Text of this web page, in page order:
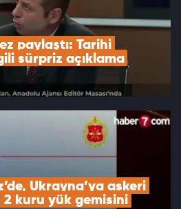
paylaştı: Tarihi
sürpriz açıklama
Ukrayna’ya askeri
2 kuru yük gemisini